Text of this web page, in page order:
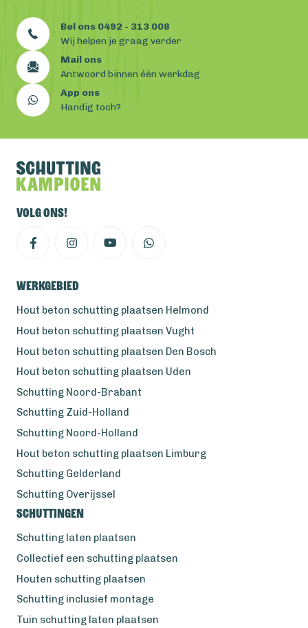
Bel ons 0492 - 313 008
Wij helpen je graag verder
Mail ons
Antwoord binnen één werkdag
App ons
Handig toch?
Volg ons!
Werkgebied
Hout beton schutting plaatsen Helmond
Hout beton schutting plaatsen Vught
Hout beton schutting plaatsen Den Bosch
Hout beton schutting plaatsen Uden
Schutting Noord-Brabant
Schutting Zuid-Holland
Schutting Noord-Holland
Hout beton schutting plaatsen Limburg
Schutting Gelderland
Schutting Overijssel
Schuttingen
Schutting laten plaatsen
Collectief een schutting plaatsen
Houten schutting plaatsen
Schutting inclusief montage
Tuin schutting laten plaatsen